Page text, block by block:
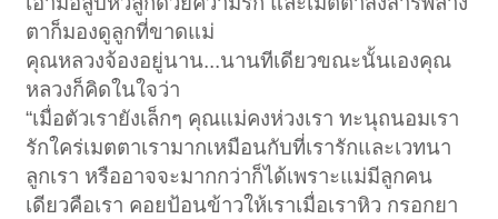
ตาก็มองดูลูกที่ขาดแม่
คุณหลวงจ้องอยู่นาน...นานทีเดียวขณะนั้นเองคุณ
หลวงก็คิดในใจว่า
“เมื่อตัวเรายังเล็กๆ คุณแม่คงห่วงเรา ทะนุถนอมเรา
รักใคร่เมตตาเรามากเหมือนกับที่เรารักและเวทนา
ลูกเรา หรืออาจจะมากกว่าก็ได้เพราะแม่มีลูกคน
เดียวคือเรา คอยป้อนข้าวให้เราเมื่อเราหิว กรอกยา